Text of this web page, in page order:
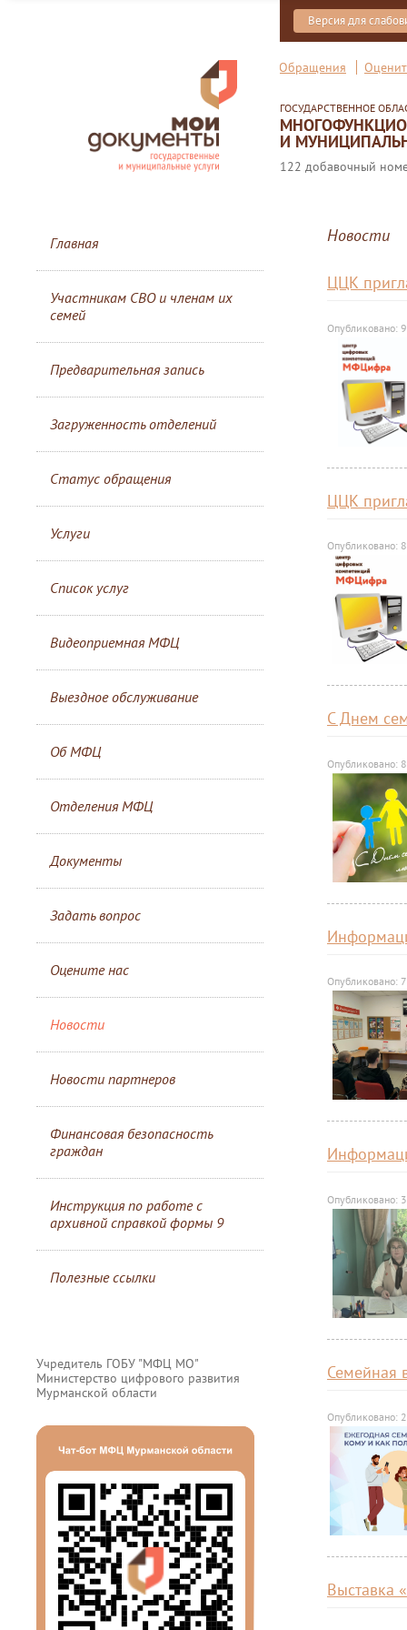
Версия для
Обращения
ГОСУДАРСТВЕННОЕ
И
122 добавочный
Главная
Участникам СВО и членам их
семей
Предварительная запись
Загруженность отделений
Статус обращения
Услуги
Список услуг
Видеоприемная МФЦ
Выездное обслуживание
Об МФЦ
Отделения МФЦ
Документы
Задать вопрос
Оцените нас
Новости
Новости партнеров
Финансовая безопасность
граждан
Инструкция по работе с
архивной справкой формы 9
Полезные ссылки
Учредитель ГОБУ "МФЦ МО"
Министерство цифрового развития
Мурманской области
Новости
ЦЦК
Опубликовано:
ЦЦК
Опубликовано:
С Днем
Опубликовано:
Опубликовано:
Опубликовано:
Семейная
Опубликовано:
Выставка